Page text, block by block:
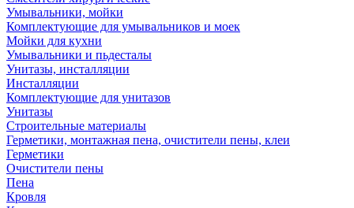
Умывальники, мойки
Комплектующие для умывальников и моек
Мойки для кухни
Умывальники и пьдесталы
Унитазы, инсталляции
Инсталляции
Комплектующие для унитазов
Унитазы
Строительные материалы
Герметики, монтажная пена, очистители пены, клеи
Герметики
Очистители пены
Пена
Кровля